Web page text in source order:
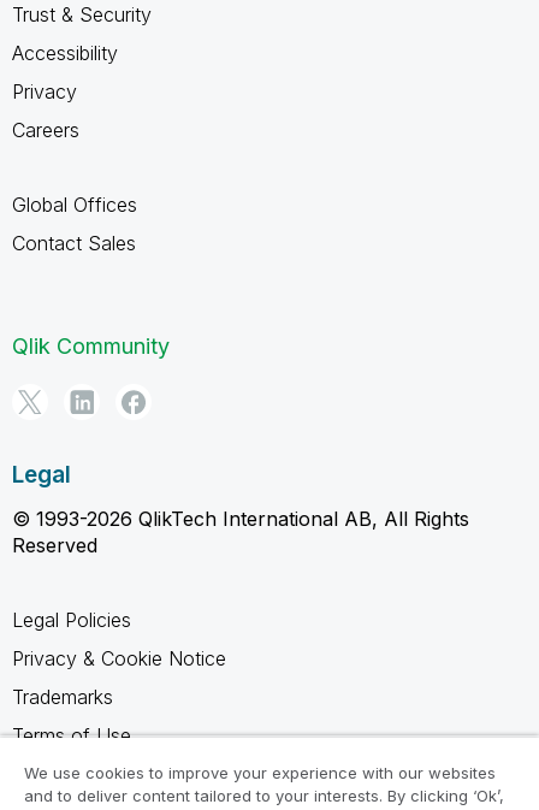
Trust & Security
Accessibility
Privacy
Careers
Global Offices
Contact Sales
Qlik Community
Legal
© 1993-2026 QlikTech International AB, All Rights
Reserved
Legal Policies
Privacy & Cookie Notice
Trademarks
Terms of Use
Legal Agreements
We use cookies to improve your experience with our websites
and to deliver content tailored to your interests. By clicking ‘Ok’,